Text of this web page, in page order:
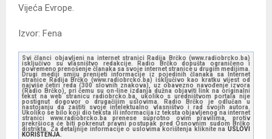
Vijeća Evrope.
Izvor: Fena
Svi članci objavljeni na internet stranici Radija Brčko (www.radiobrcko.ba)
isključivo su vlasništvo redakcije. Radio Brčko dopušta ograničeno i
povremeno prenošenje članaka sa svoje internet stranice u drugim medijima.
Drugi mediji smiju prenijeti informacije iz pojedinih članaka sa Internet
stranice Radija Brčko (www.radiobrcko.ba) isključivo kao kratku vijest od
najviše četiri reda (300 slovnih znakova), uz obavezno navođenje izvora
(Radio Brčko), pri čemu su on-line izdanja dužna objaviti link na originalni
tekst na web stranicu radiobrcko.ba, ukoliko s uredništvom portala nije
postignut dogovor o drugačijim uslovima. Radio Brčko je odlučan u
nastojanju da zaštiti svoje intelektualno vlasništvo i rad svojih autora.
Ukoliko se bilo koji dio teksta ili informacija iz teksta objavljenog na internet
stranici www.radiobrcko.ba prenese suprotno ovim pravilima, protiv
prekršioca će biti pokrenut pravni postupak pred Osnovnim sudom Brčko
distrikta. Za detaljnije informacije o uslovima korištenja kliknite na USLOVI
KORIŠTENJA.